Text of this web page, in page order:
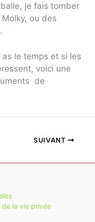
je fais tomber
ou des
le temps et si les
voici une
de
SUIVANT
la vie privée